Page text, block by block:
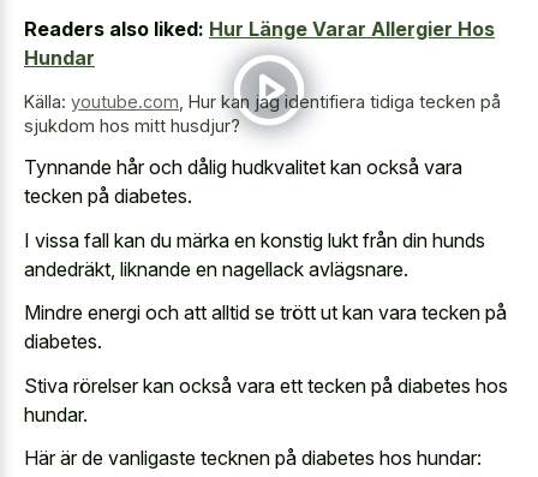
Readers also liked: Hur Länge Varar Allergier Hos
Hundar
Källa: youtube.com Hur kan jag identifiera tidiga tecken på
sjukdom hos mitt husdjur?
Tynnande hår och dålig hudkvalitet kan också vara
tecken på diabetes.
I vissa fall kan du märka en konstig lukt från din hunds
andedräkt, liknande en nagellack avlägsnare.
Mindre energi och att alltid se trött ut kan vara tecken på
diabetes.
Stiva rörelser kan också vara ett tecken på diabetes hos
hundar.
Här är de vanligaste tecknen på diabetes hos hundar: